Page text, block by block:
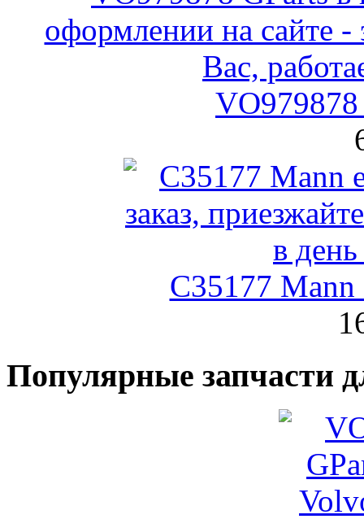
VO979878
C35177
Популярные запчасти